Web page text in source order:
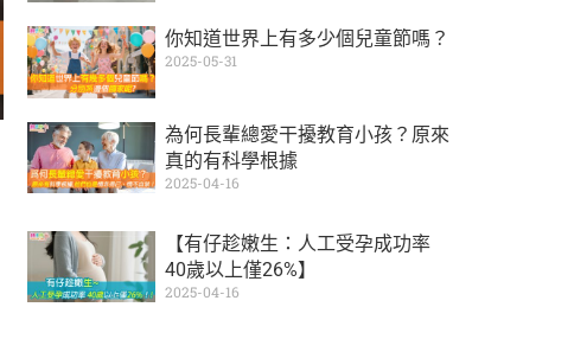
你知道世界上有多少個兒童節嗎？
2025-05-31
為何長輩總愛干擾教育小孩？原來
真的有科學根據
2025-04-16
【有仔趁嫩生：人工受孕成功率
40歲以上僅26%】
2025-04-16